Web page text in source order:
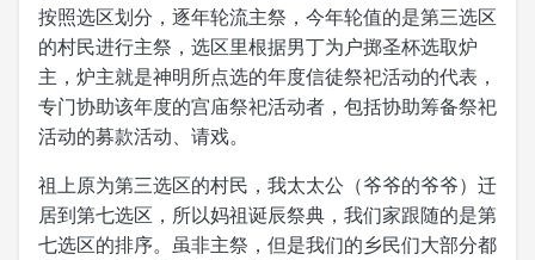
按照选区划分，逐年轮流主祭，今年轮值的是第三选区
的村民进行主祭，选区里根据男丁为户掷圣杯选取炉
主，炉主就是神明所点选的年度信徒祭祀活动的代表，
专门协助该年度的宫庙祭祀活动者，包括协助筹备祭祀
活动的募款活动、请戏。
祖上原为第三选区的村民，我太太公（爷爷的爷爷）迁
居到第七选区，所以妈祖诞辰祭典，我们家跟随的是第
七选区的排序。虽非主祭，但是我们的乡民们大部分都